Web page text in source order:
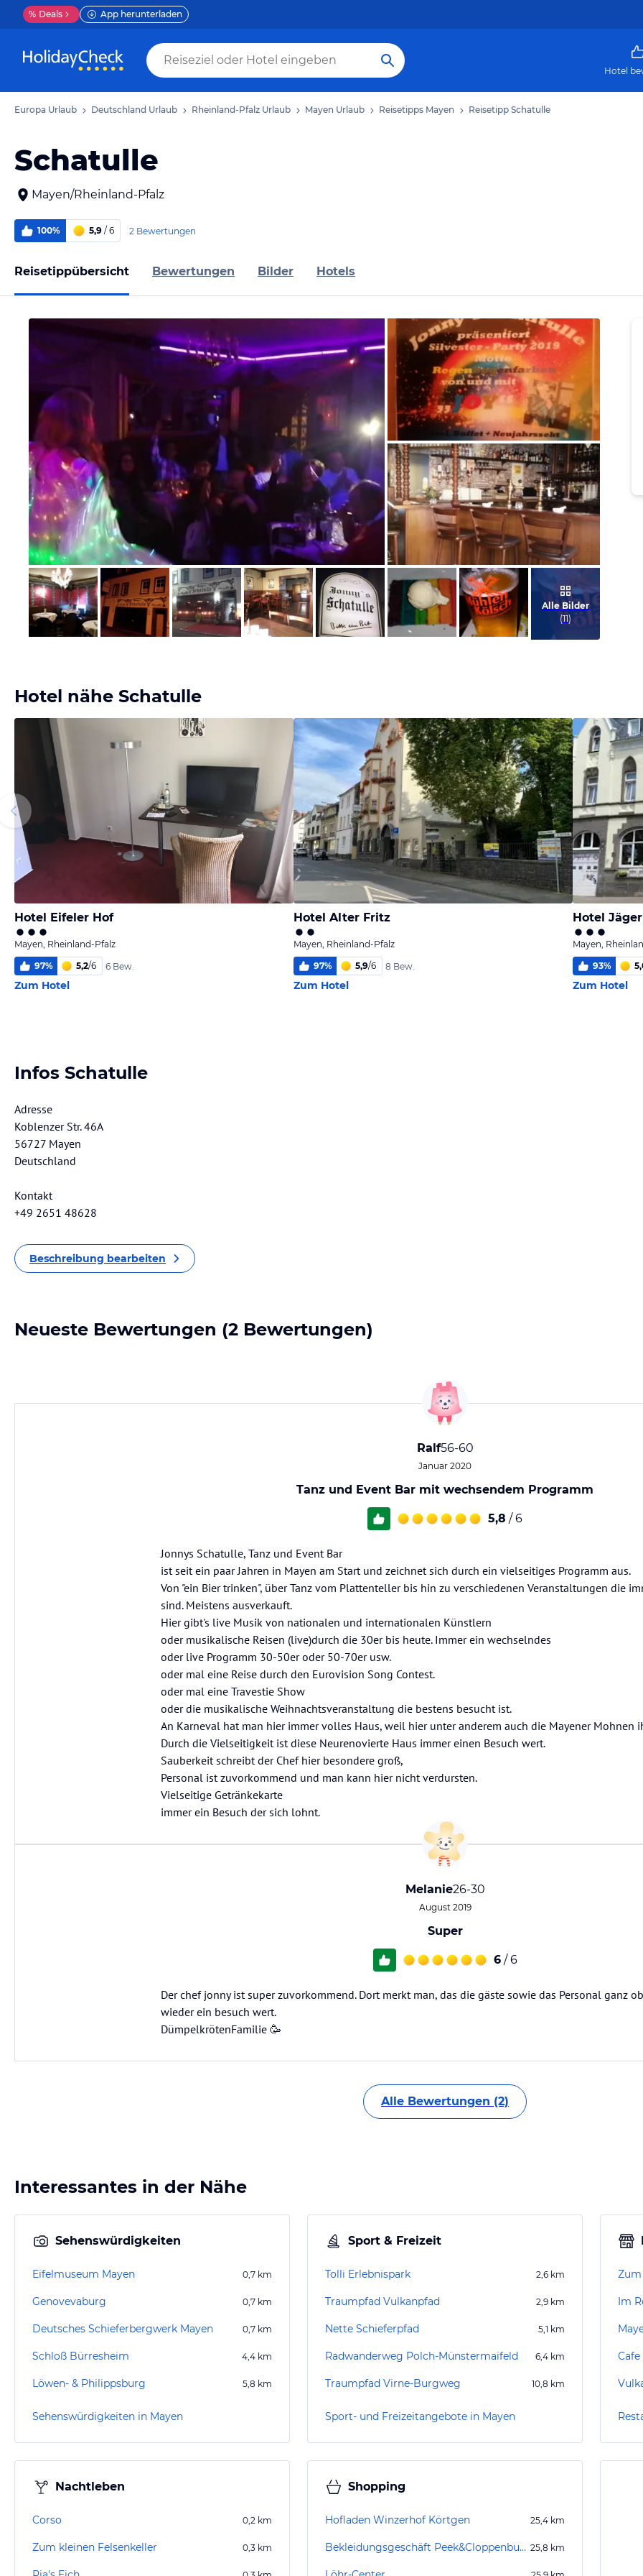
% Deals App herunterladen
Hotel
Europa Urlaub Deutschland Urlaub Rheinland-Pfalz Urlaub Mayen Urlaub Reisetipps Mayen Reisetipp Schatulle
Schatulle
Mayen/Rheinland-Pfalz
100% 5,9 / 6 2 Bewertungen
Reisetippübersicht Bewertungen Bilder Hotels
Bild melden
von Ralf
Bild melden
von Ralf
Bild melden
von Ralf
Alle Bilder
(11)
Hotel nähe Schatulle
Hotel Eifeler Hof
Mayen, Rheinland-Pfalz
97% 5,2/6 6 Bew.
Zum Hotel
Hotel Alter Fritz
Mayen, Rheinland-Pfalz
97% 5,9/6 8 Bew.
Zum Hotel
Hotel
Mayen,
93%
Zum Hotel
Infos Schatulle
Adresse
Koblenzer Str. 46A
56727 Mayen
Deutschland
Kontakt
+49 2651 48628
Beschreibung bearbeiten
Neueste Bewertungen (2 Bewertungen)
Ralf56-60
Januar 2020
Tanz und Event Bar mit wechsendem Programm
5,8 / 6
Jonnys Schatulle, Tanz und Event Bar
ist seit ein paar Jahren in Mayen am Start und zeichnet sich durch ein vielseitiges Programm aus.
Von "ein Bier trinken", über Tanz vom Plattenteller bis hin zu verschiedenen Veranstaltungen die
sind. Meistens ausverkauft.
Hier gibt's live Musik von nationalen und internationalen Künstlern
oder musikalische Reisen (live)durch die 30er bis heute. Immer ein wechselndes
oder live Programm 30-50er oder 50-70er usw.
oder mal eine Reise durch den Eurovision Song Contest.
oder mal eine Travestie Show
oder die musikalische Weihnachtsveranstaltung die bestens besucht ist.
An Karneval hat man hier immer volles Haus, weil hier unter anderem auch die Mayener Mohnen
Durch die Vielseitigkeit ist diese Neurenovierte Haus immer einen Besuch wert.
Sauberkeit schreibt der Chef hier besondere groß,
Personal ist zuvorkommend und man kann hier nicht verdursten.
Vielseitige Getränkekarte
immer ein Besuch der sich lohnt.
Melanie26-30
August 2019
Super
6 / 6
Der chef jonny ist super zuvorkommend. Dort merkt man, das die gäste sowie das Personal ganz
wieder ein besuch wert.
DümpelkrötenFamilie 🥳
Alle Bewertungen (2)
Interessantes in der Nähe
Sehenswürdigkeiten
Eifelmuseum Mayen 0,7 km
Genovevaburg 0,7 km
Deutsches Schieferbergwerk Mayen 0,7 km
Schloß Bürresheim 4,4 km
Löwen- & Philippsburg 5,8 km
Sehenswürdigkeiten in Mayen
Sport & Freizeit
Tolli Erlebnispark 2,6 km
Traumpfad Vulkanpfad 2,9 km
Nette Schieferpfad 5,1 km
Radwanderweg Polch-Münstermaifeld 6,4 km
Traumpfad Virne-Burgweg 10,8 km
Sport- und Freizeitangebote in Mayen
Im
Nachtleben
Corso 0,2 km
Zum kleinen Felsenkeller 0,3 km
Shopping
Hofladen Winzerhof Körtgen 25,4 km
Bekleidungsgeschäft Peek&Cloppenburg Koblenz 25,8 km